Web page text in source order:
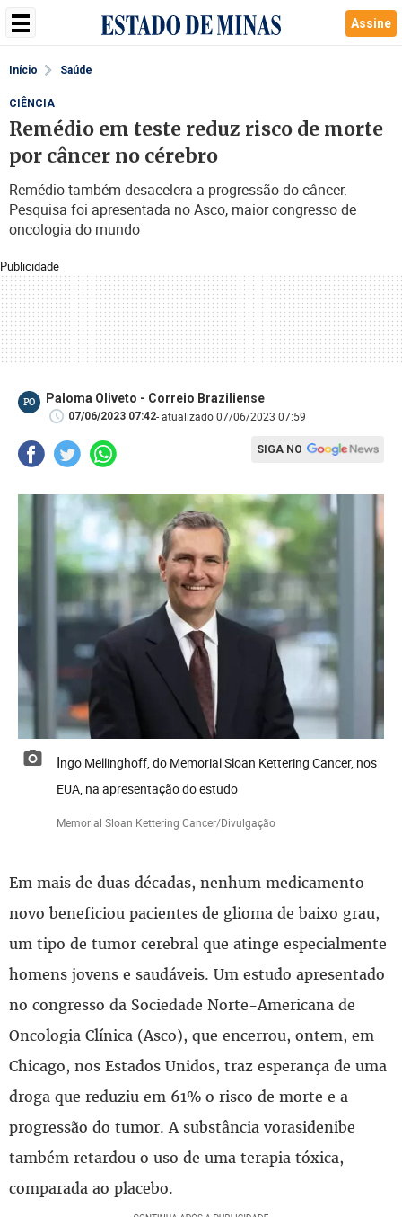
Assine
Início Saúde
Publicidade
CIÊNCIA
Remédio em teste reduz risco de morte
por câncer no cérebro
Remédio também desacelera a progressão do câncer.
Pesquisa foi apresentada no Asco, maior congresso de
oncologia do mundo
PO Paloma Oliveto - Correio Braziliense
07/06/2023 07:42- atualizado 07/06/2023 07:59
SIGA NO
Ingo Mellinghoff, do Memorial Sloan Kettering Cancer, nos
EUA, na apresentação do estudo
Memorial Sloan Kettering Cancer/Divulgação
Em mais de duas décadas, nenhum medicamento
novo beneficiou pacientes de glioma de baixo grau,
um tipo de tumor cerebral que atinge especialmente
homens jovens e saudáveis. Um estudo apresentado
no congresso da Sociedade Norte-Americana de
Oncologia Clínica (Asco), que encerrou, ontem, em
Chicago, nos Estados Unidos, traz esperança de uma
droga que reduziu em 61% o risco de morte e a
progressão do tumor. A substância vorasidenibe
também retardou o uso de uma terapia tóxica,
comparada ao placebo.